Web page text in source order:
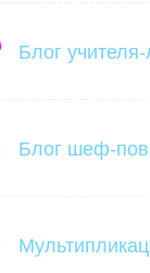
Блог
Блог шеф-